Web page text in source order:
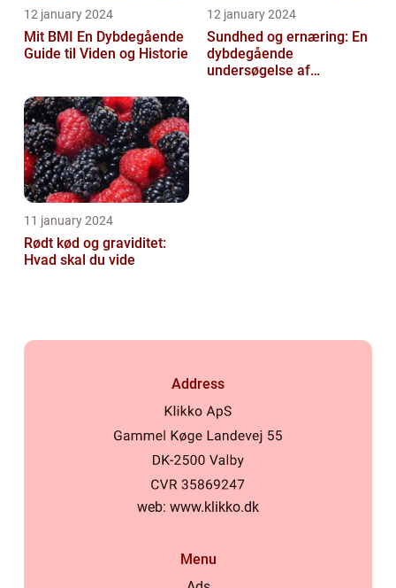
12 january 2024
Mit BMI En Dybdegående
Guide til Viden og Historie
12 january 2024
Sundhed og ernæring: En
dybdegående
undersøgelse af
11 january 2024
Rødt kød og graviditet:
Hvad skal du vide
Address
web: www.klikko.dk
Menu